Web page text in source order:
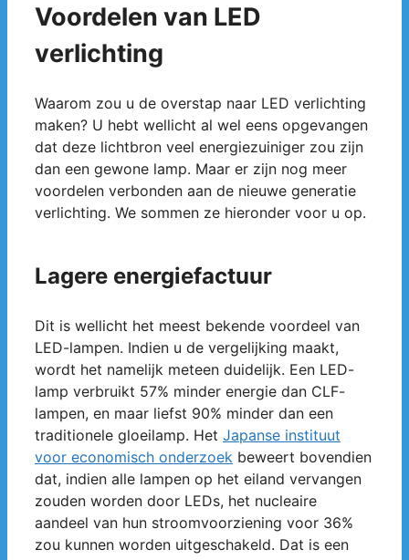
Voordelen van LED
verlichting
Waarom zou u de overstap naar LED verlichting
maken? U hebt wellicht al wel eens opgevangen
dat deze lichtbron veel energiezuiniger zou zijn
dan een gewone lamp. Maar er zijn nog meer
voordelen verbonden aan de nieuwe generatie
verlichting. We sommen ze hieronder voor u op.
Lagere energiefactuur
Dit is wellicht het meest bekende voordeel van
LED-lampen. Indien u de vergelijking maakt,
wordt het namelijk meteen duidelijk. Een LED-
lamp verbruikt 57% minder energie dan CLF-
lampen, en maar liefst 90% minder dan een
traditionele gloeilamp. Het Japanse instituut
voor economisch onderzoek beweert bovendien
dat, indien alle lampen op het eiland vervangen
zouden worden door LEDs, het nucleaire
aandeel van hun stroomvoorziening voor 36%
zou kunnen worden uitgeschakeld. Dat is een